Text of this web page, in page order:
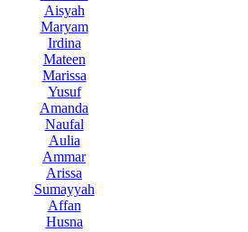
Aisyah
Maryam
Irdina
Mateen
Marissa
Yusuf
Amanda
Naufal
Aulia
Ammar
Arissa
Sumayyah
Affan
Husna